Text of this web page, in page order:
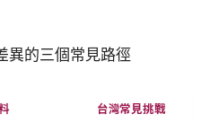
異的三個常見路徑
台灣常見挑戰